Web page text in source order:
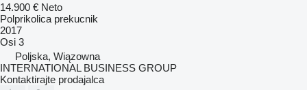
14.900 € Neto
Polprikolica prekucnik
2017
Osi 3
Poljska, Wiązowna
INTERNATIONAL BUSINESS GROUP
Kontaktirajte prodajalca